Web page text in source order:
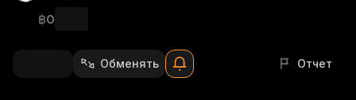
56
฿0
Обменять Отчет